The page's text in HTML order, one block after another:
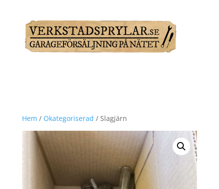
Hem / Okategoriserad / Slagjärn